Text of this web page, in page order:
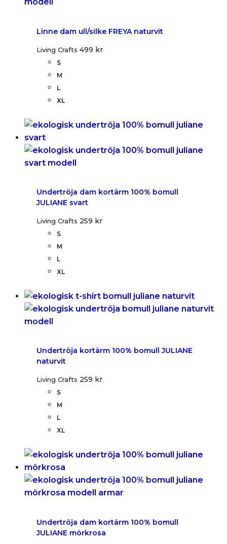
Linne dam ull/silke FREYA naturvit
Living Crafts 499 kr
S
M
L
XL
Undertröja dam kortärm 100% bomull
JULIANE svart
Living Crafts 259 kr
S
M
L
XL
Undertröja kortärm 100% bomull JULIANE
naturvit
Living Crafts 259 kr
S
M
L
XL
Undertröja dam kortärm 100% bomull
JULIANE mörkrosa